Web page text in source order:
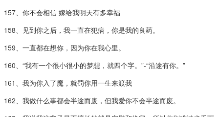
157、你不会相信 嫁给我明天有多幸福
158、见到你之后，我一直在犯病，你是我的良药。
159、一直都在想你，因为你在我心里。
160、“我有一个很小很小的梦想，就四个字。”-“沿途有你。”
161、我为你入了魔，就罚你用一生来渡我
162、我做什么事都会半途而废，但我爱你不会半途而废。